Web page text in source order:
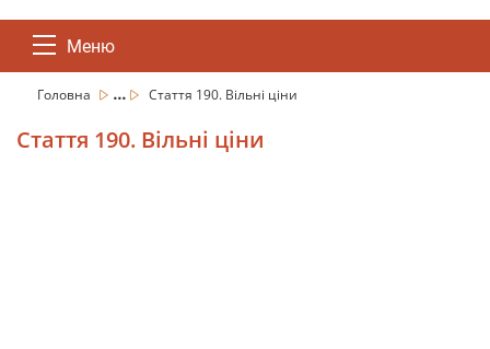
Меню
Головна ... Стаття 190. Вільні ціни
Стаття 190. Вільні ціни